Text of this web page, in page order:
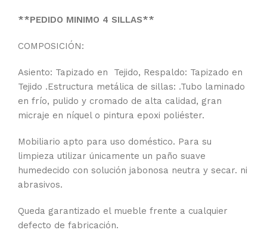
**PEDIDO MINIMO 4 SILLAS**
COMPOSICIÓN:
Asiento: Tapizado en Tejido, Respaldo: Tapizado en
Tejido .Estructura metálica de sillas: .Tubo laminado
en frío, pulido y cromado de alta calidad, gran
micraje en níquel o pintura epoxi poliéster.
Mobiliario apto para uso doméstico. Para su
limpieza utilizar únicamente un paño suave
humedecido con solución jabonosa neutra y secar. ni
abrasivos.
Queda garantizado el mueble frente a cualquier
defecto de fabricación.